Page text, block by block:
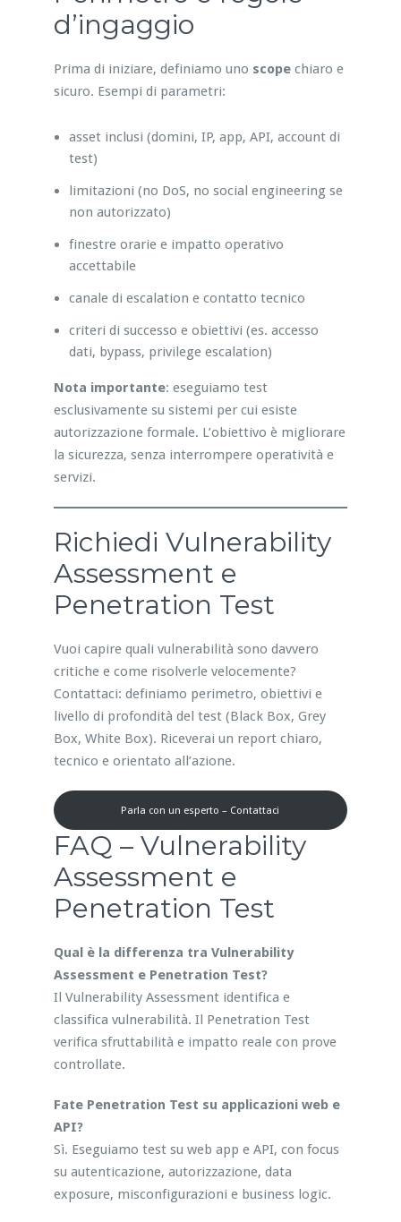
d’ingaggio
Prima di iniziare, definiamo uno scopechiaro e
sicuro. Esempi di parametri:
asset inclusi (domini, IP, app, API, account di
test)
limitazioni (no DoS, no social engineering se
non autorizzato)
finestre orarie e impatto operativo
accettabile
canale di escalation e contatto tecnico
criteri di successo e obiettivi (es. accesso
dati, bypass, privilege escalation)
Nota importante: eseguiamo test
esclusivamente su sistemi per cui esiste
autorizzazione formale. L’obiettivo è migliorare
la sicurezza, senza interrompere operatività e
servizi.
Richiedi Vulnerability
Assessment e
Penetration Test
Vuoi capire quali vulnerabilità sono davvero
critiche e come risolverle velocemente?
Contattaci: definiamo perimetro, obiettivi e
livello di profondità del test (Black Box, Grey
Box, White Box). Riceverai un report chiaro,
tecnico e orientato all’azione.
Parla con un esperto – Contattaci
FAQ – Vulnerability
Assessment e
Penetration Test
Qual è la differenza tra Vulnerability
Assessment e Penetration Test?
Il Vulnerability Assessment identifica e
classifica vulnerabilità. Il Penetration Test
verifica sfruttabilità e impatto reale con prove
controllate.
Fate Penetration Test su applicazioni web e
API?
Sì. Eseguiamo test su web app e API, con focus
su autenticazione, autorizzazione, data
exposure, misconfigurazioni e business logic.